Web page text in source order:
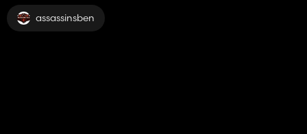
assassinsben